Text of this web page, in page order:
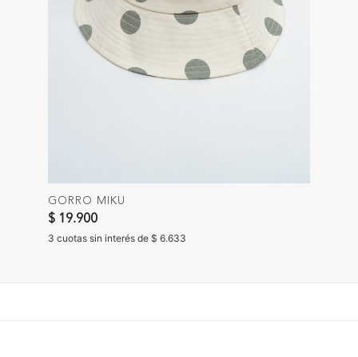
GORRO MIKU
$ 19.900
3 cuotas sin interés de $ 6.633